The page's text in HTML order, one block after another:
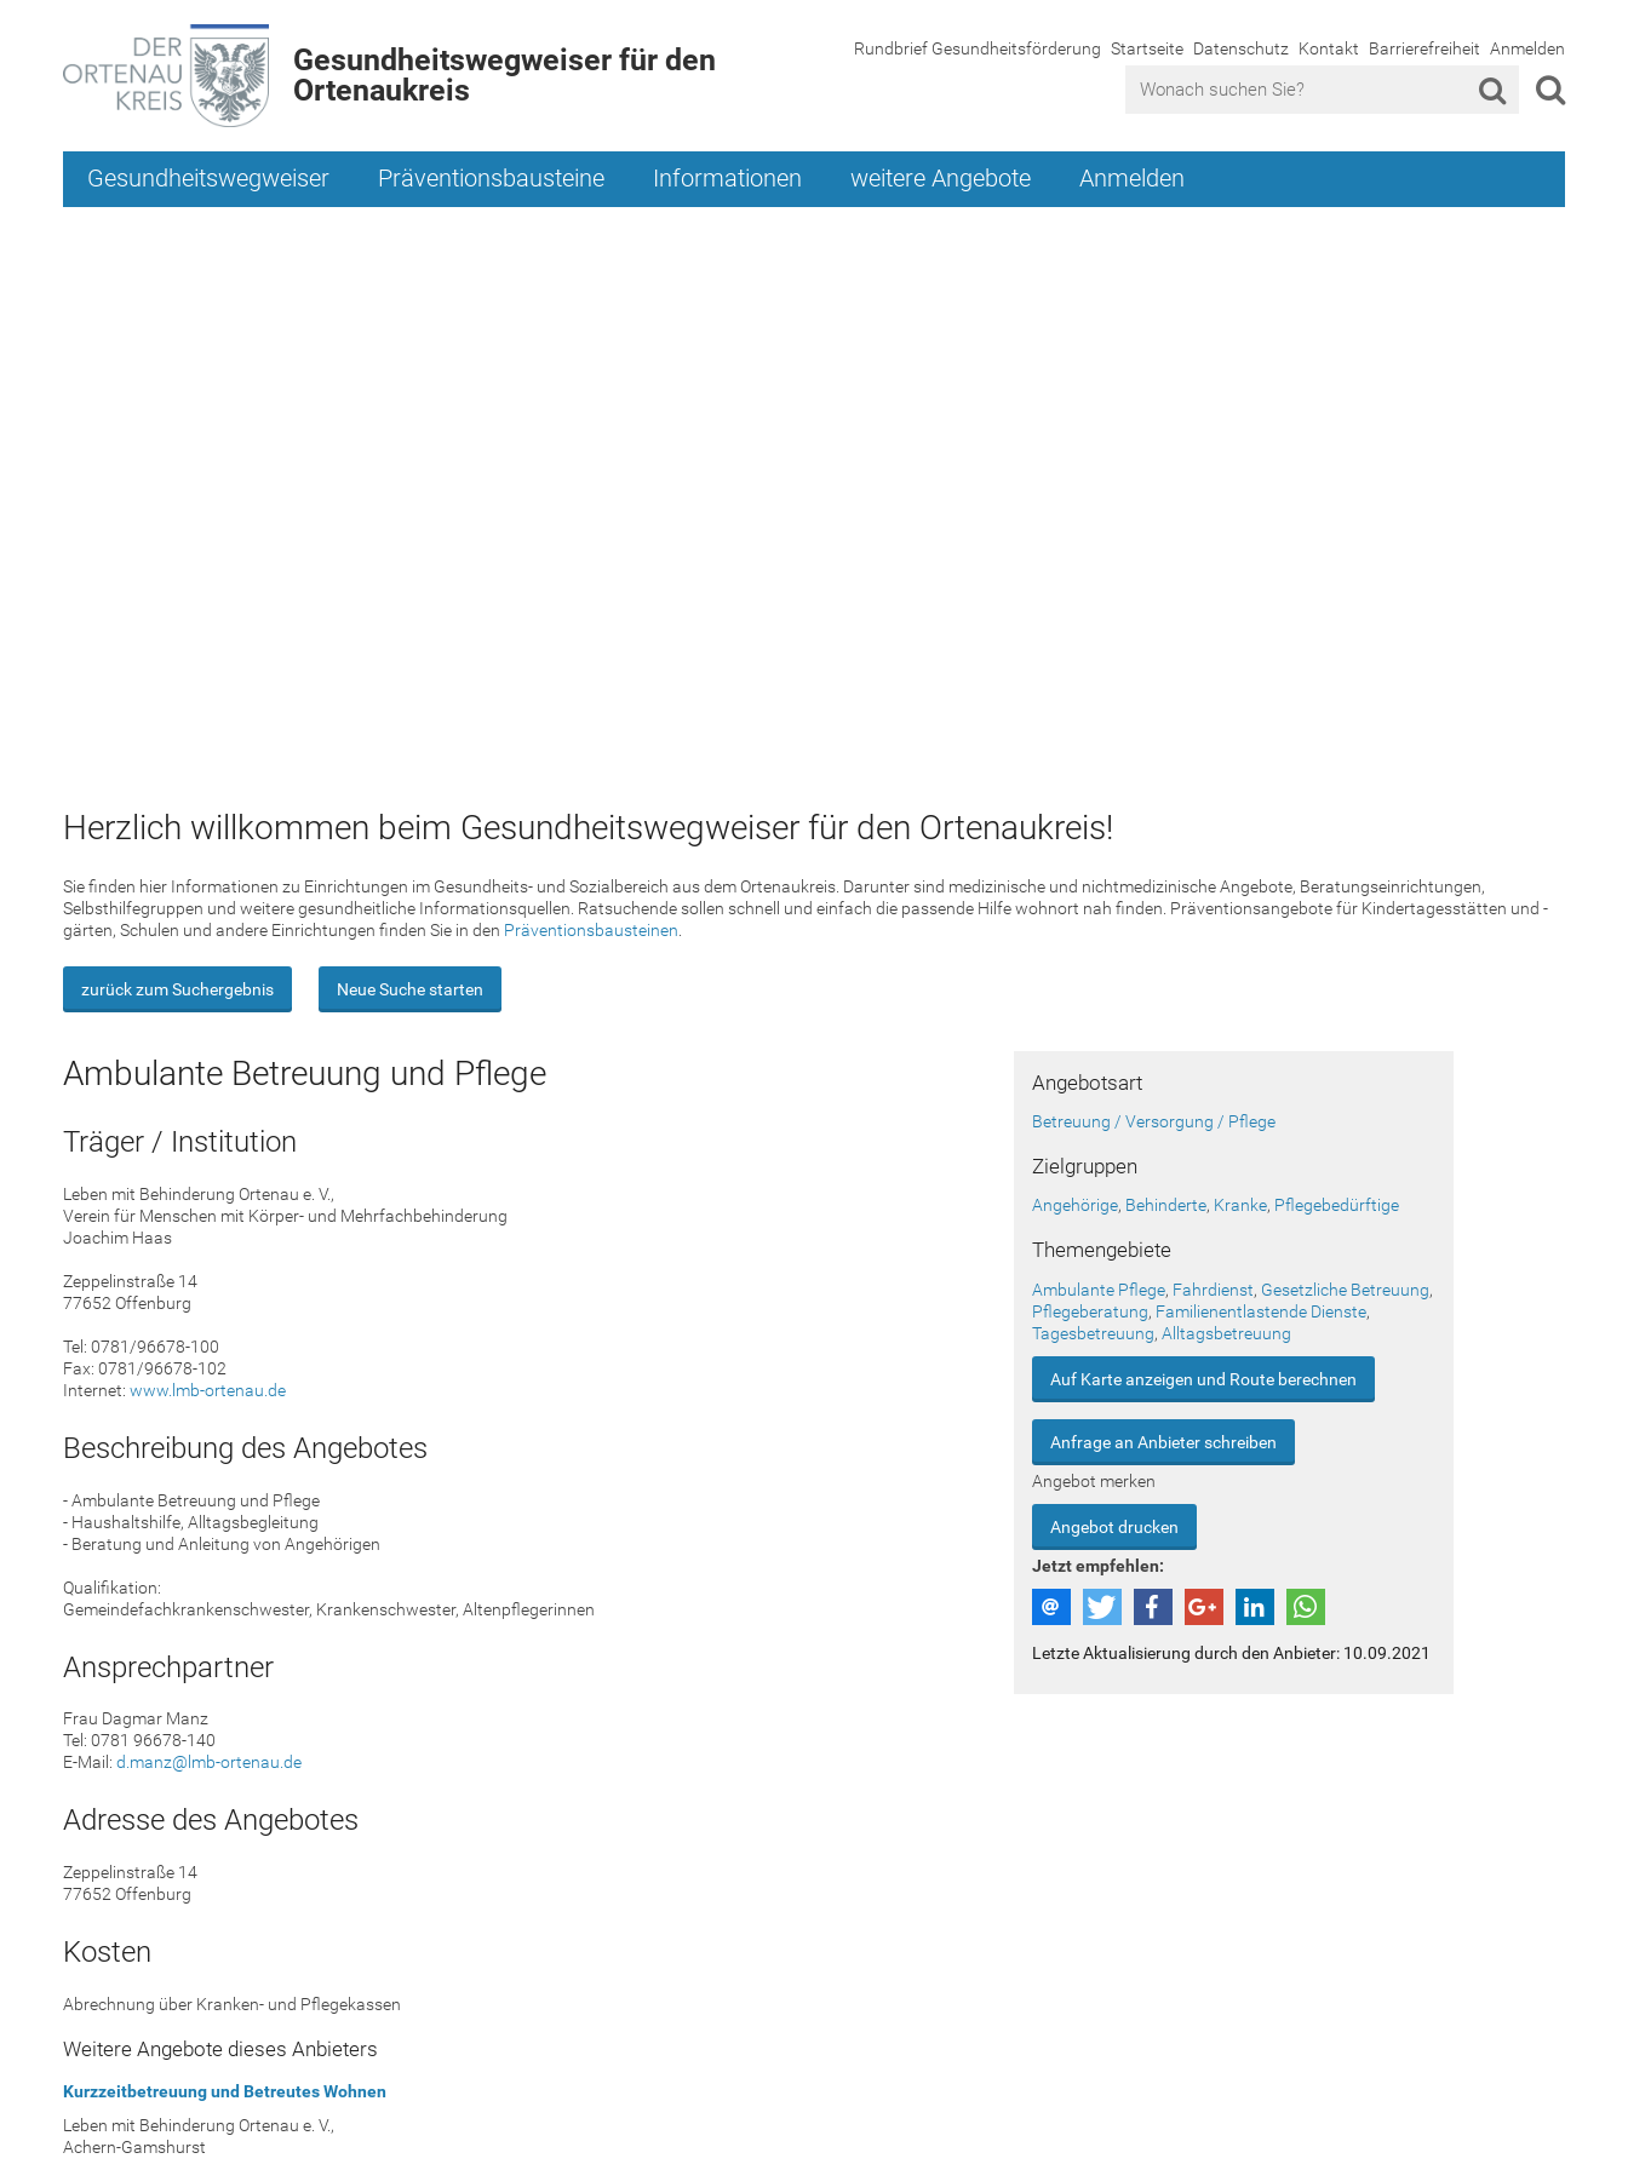
Gesundheitswegweiser für den
Ortenaukreis
Rundbrief Gesundheitsförderung Startseite Datenschutz Kontakt Barrierefreiheit Anmelden
Gesundheitswegweiser Präventionsbausteine Informationen weitere Angebote Anmelden
Herzlich willkommen beim Gesundheitswegweiser für den Ortenaukreis!
Sie finden hier Informationen zu Einrichtungen im Gesundheits- und Sozialbereich aus dem Ortenaukreis. Darunter sind medizinische und nichtmedizinische Angebote, Beratungseinrichtungen,
Selbsthilfegruppen und weitere gesundheitliche Informationsquellen. Ratsuchende sollen schnell und einfach die passende Hilfe wohnort nah finden. Präventionsangebote für Kindertagesstätten und -
gärten, Schulen und andere Einrichtungen finden Sie in den Präventionsbausteinen
zurück zum Suchergebnis Neue Suche starten
Ambulante Betreuung und Pflege
Träger / Institution
Leben mit Behinderung Ortenau e. V.,
Verein für Menschen mit Körper- und Mehrfachbehinderung
Joachim Haas
Zeppelinstraße 14
77652 Offenburg
Tel: 0781/96678-100
Fax: 0781/96678-102
Internet: www.lmb-ortenau.de
Beschreibung des Angebotes
- Ambulante Betreuung und Pflege
- Haushaltshilfe, Alltagsbegleitung
- Beratung und Anleitung von Angehörigen
Qualifikation:
Gemeindefachkrankenschwester, Krankenschwester, Altenpflegerinnen
Ansprechpartner
Frau Dagmar Manz
Tel: 0781 96678-140
E-Mail: d.manz@lmb-ortenau.de
Adresse des Angebotes
Zeppelinstraße 14
77652 Offenburg
Kosten
Abrechnung über Kranken- und Pflegekassen
Angebotsart
Betreuung / Versorgung / Pflege
Zielgruppen
Angehörige, Behinderte, Kranke, Pflegebedürftige
Themengebiete
Ambulante Pflege, Fahrdienst, Gesetzliche Betreuung,
Pflegeberatung, Familienentlastende Dienste,
Tagesbetreuung,Alltagsbetreuung
Auf Karte anzeigen und Route berechnen
Anfrage an Anbieter schreiben
Angebot merken
Angebot drucken
Jetzt empfehlen:
Letzte Aktualisierung durch den Anbieter: 10.09.2021
Weitere Angebote dieses Anbieters
Kurzzeitbetreuung und Betreutes Wohnen
Leben mit Behinderung Ortenau e. V.,
Achern-Gamshurst